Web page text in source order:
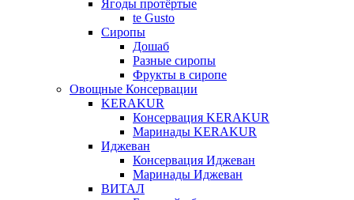
Ягоды протёртые
te Gusto
Сиропы
Дошаб
Разные сиропы
Фрукты в сиропе
Овощные Консервации
KERAKUR
Консервация KERAKUR
Маринады KERAKUR
Иджеван
Консервация Иджеван
Маринады Иджеван
ВИТАЛ